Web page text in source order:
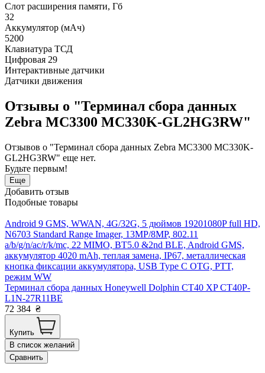
Слот расширения памяти, Гб
32
Аккумулятор (мАч)
5200
Клавиатура ТСД
Цифровая 29
Интерактивные датчики
Датчики движения
Отзывы о "Терминал сбора данных
Zebra MC3300 MC330K-GL2HG3RW"
Отзывов о "Терминал сбора данных Zebra MC3300 MC330K-
GL2HG3RW" еще нет.
Будьте первым!
Еще
Добавить отзыв
Подобные товары
Android 9 GMS, WWAN, 4G/32G, 5 дюймов 19201080P full HD,
N6703 Standard Range Imager, 13MP/8MP, 802.11
a/b/g/n/ac/r/k/mc, 22 MIMO, BT5.0 &2nd BLE, Android GMS,
аккумулятор 4020 mAh, теплая замена, IP67, металлическая
кнопка фиксации аккумулятора, USB Type C OTG, PTT,
режим WW
Терминал сбора данных Honeywell Dolphin CT40 XP CT40P-
L1N-27R11BE
72 384 ₴
Купить
В список желаний
Сравнить